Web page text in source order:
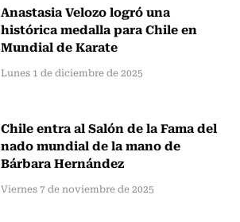
Anastasia Velozo logró una
histórica medalla para Chile en
Mundial de Karate
Lunes 1 de diciembre de 2025
Chile entra al Salón de la Fama del
nado mundial de la mano de
Bárbara Hernández
Viernes 7 de noviembre de 2025